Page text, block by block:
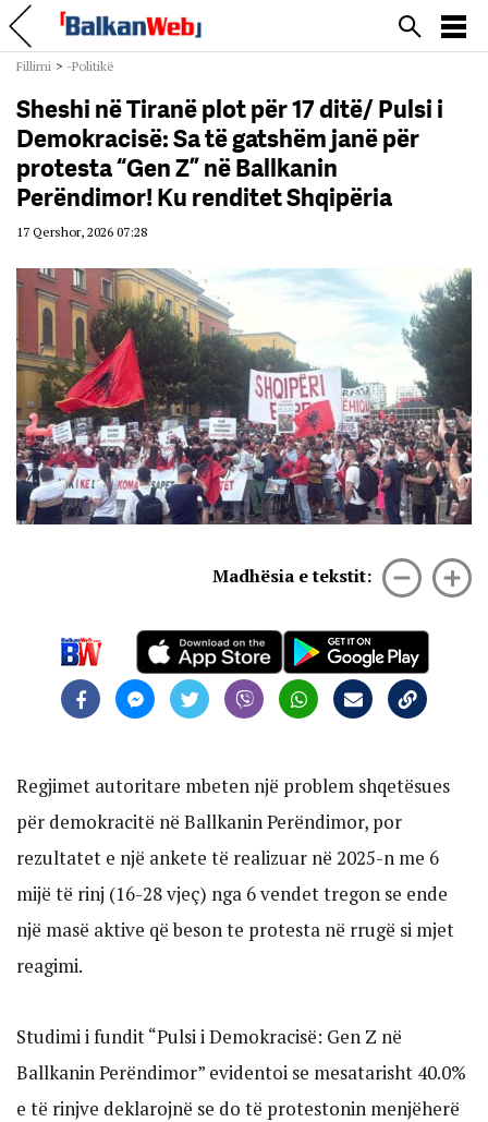
Fillimi > -Politikë
Sheshi në Tiranë plot për 17 ditë/ Pulsi i
Demokracisë: Sa të gatshëm janë për
protesta “Gen Z” në Ballkanin
Perëndimor! Ku renditet Shqipëria
17 Qershor, 2026 07:28
Madhësia e tekstit:
Regjimet autoritare mbeten një problem shqetësues
për demokracitë në Ballkanin Perëndimor, por
rezultatet e një ankete të realizuar në 2025-n me 6
mijë të rinj (16-28 vjeç) nga 6 vendet tregon se ende
një masë aktive që beson te protesta në rrugë si mjet
reagimi.
Studimi i fundit “Pulsi i Demokracisë: Gen Z në
Ballkanin Perëndimor” evidentoi se mesatarisht 40.0%
e të rinjve deklarojnë se do të protestonin menjëherë